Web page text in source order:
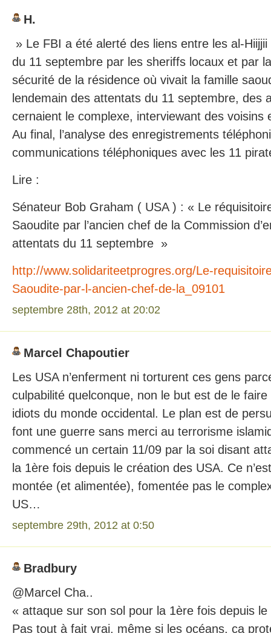
H.
» Le FBI a été alerté des liens entre les al-Hiijjii
du 11 septembre par les sheriffs locaux et par
sécurité de la résidence où vivait la famille
lendemain des attentats du 11 septembre, des
cernaient le complexe, interviewant des voisins
Au final, l’analyse des enregistrements
communications téléphoniques avec les 11
Lire :
Sénateur Bob Graham ( USA ) : « Le
Saoudite par l’ancien chef de la Commission
attentats du 11 septembre »
http://www.solidariteetprogres.org/Le-
Saoudite-par-l-ancien-chef-de-la_09101
septembre 28th, 2012 at 20:02
Marcel Chapoutier
Les USA n’enferment ni torturent ces gens
culpabilité quelconque, non le but est de le
idiots du monde occidental. Le plan est de
font une guerre sans merci au terrorisme
commencé un certain 11/09 par la soi disant
la 1ère fois depuis le création des USA. Ce
montée (et alimentée), fomentée pas le
US…
septembre 29th, 2012 at 0:50
Bradbury
@Marcel Cha..
« attaque sur son sol pour la 1ère fois depuis
Pas tout à fait vrai, même si les océans, ça